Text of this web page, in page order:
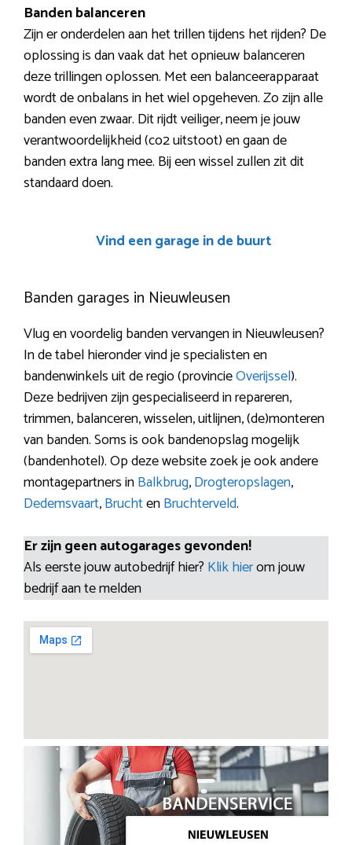
Banden balanceren
Zijn er onderdelen aan het trillen tijdens het rijden? De
oplossing is dan vaak dat het opnieuw balanceren
deze trillingen oplossen. Met een balanceerapparaat
wordt de onbalans in het wiel opgeheven. Zo zijn alle
banden even zwaar. Dit rijdt veiliger, neem je jouw
verantwoordelijkheid (co2 uitstoot) en gaan de
banden extra lang mee. Bij een wissel zullen zit dit
standaard doen.
Vind een garage in de buurt
Banden garages in Nieuwleusen
Vlug en voordelig banden vervangen in Nieuwleusen?
In de tabel hieronder vind je specialisten en
bandenwinkels uit de regio (provincieOverijssel).
Deze bedrijven zijn gespecialiseerd in repareren,
trimmen, balanceren, wisselen, uitlijnen, (de)monteren
van banden. Soms is ook bandenopslag mogelijk
(bandenhotel). Op deze website zoek je ook andere
montagepartners inBalkbrug,Drogteropslagen,
Dedemsvaart,BruchtenBruchterveld.
Er zijn geen autogarages gevonden!
Als eerste jouw autobedrijf hier? Klik hierom jouw
bedrijf aan te melden